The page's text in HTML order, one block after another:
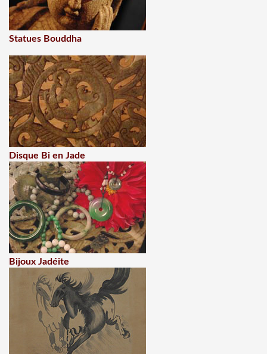
Statues Bouddha
Disque Bi en Jade
Bijoux Jadéite